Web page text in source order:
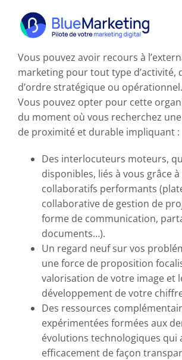
contenu
Expertises
Externalisation
Réalisations
Ressources
Société
Nous contacter
Vous pouvez avoir recours à
marketing pour tout type d’activité,
d’ordre stratégique ou opérationnel.
Vous pouvez opter pour cette
du moment où vous recherchez
de proximité et durable impliquant :
Des interlocuteurs moteurs,
disponibles, liés à vous grâce
collaboratifs performants
collaborative de gestion de
forme de communication,
documents…).
Un regard neuf sur vos
une force de proposition
valorisation de votre image et
développement de votre
Des ressources
expérimentées formées aux
évolutions technologiques qui
efficacement de façon